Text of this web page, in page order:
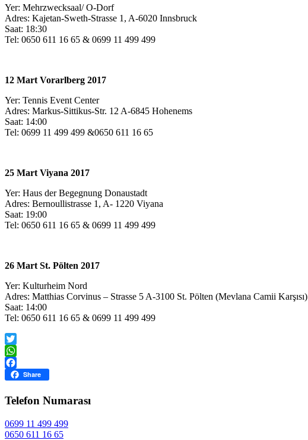
Yer: Mehrzwecksaal/ O-Dorf
Adres: Kajetan-Sweth-Strasse 1, A-6020 Innsbruck
Saat: 18:30
Tel: 0650 611 16 65 & 0699 11 499 499
12 Mart Vorarlberg 2017
Yer: Tennis Event Center
Adres: Markus-Sittikus-Str. 12 A-6845 Hohenems
Saat: 14:00
Tel: 0699 11 499 499 &0650 611 16 65
25 Mart Viyana 2017
Yer: Haus der Begegnung Donaustadt
Adres: Bernoullistrasse 1, A- 1220 Viyana
Saat: 19:00
Tel: 0650 611 16 65 & 0699 11 499 499
26 Mart St. Pölten 2017
Yer: Kulturheim Nord
Adres: Matthias Corvinus – Strasse 5 A-3100 St. Pölten (Mevlana Camii Karşısı)
Saat: 14:00
Tel: 0650 611 16 65 & 0699 11 499 499
Twitter
WhatsApp
Facebook
Share
Telefon Numarası
0699 11 499 499
0650 611 16 65